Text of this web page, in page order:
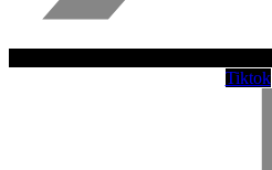
Tiktok